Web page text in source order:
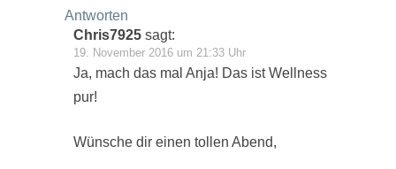
Antworten
Chris7925 sagt:
19. November 2016 um 21:33 Uhr
Ja, mach das mal Anja! Das ist Wellness
pur!
Wünsche dir einen tollen Abend,